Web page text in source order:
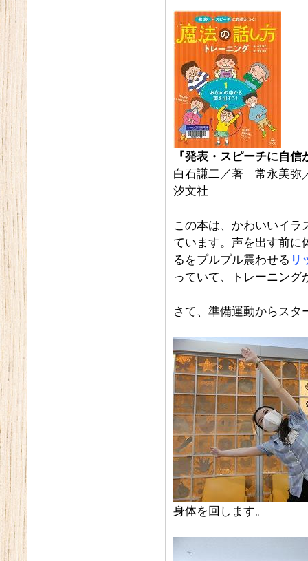
『発表・スピーチに自
白石謙二／著 常永美弥
汐文社
この本は、かわいいイラ
ています。声を出す前に
るをプルプル震わせる リ
っていて、トレーニング
さて、準備運動からスタ
身体を回します。